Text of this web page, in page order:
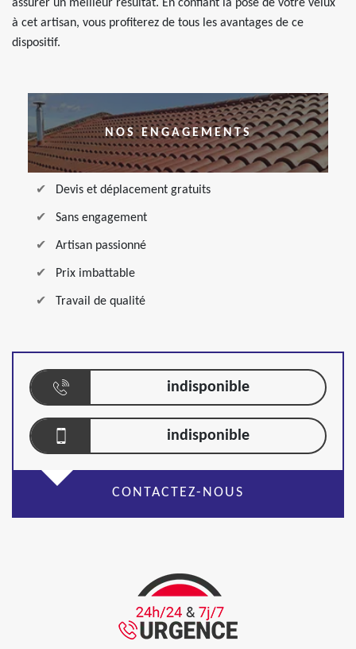
assurer un meilleur résultat. En confiant la pose de votre velux
à cet artisan, vous profiterez de tous les avantages de ce
dispositif.
NOS ENGAGEMENTS
Devis et déplacement gratuits
Sans engagement
Artisan passionné
Prix imbattable
Travail de qualité
indisponible
indisponible
CONTACTEZ-NOUS